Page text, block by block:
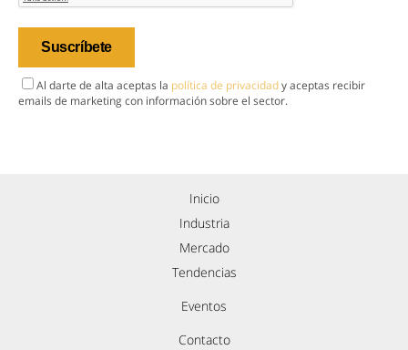
Al darte de alta aceptas la política de privacidady aceptas recibir
emails de marketing con información sobre el sector.
Inicio
Industria
Mercado
Tendencias
Eventos
Contacto